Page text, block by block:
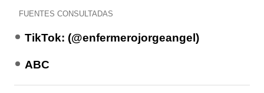
FUENTES CONSULTADAS
TikTok: (@enfermerojorgeangel)
ABC